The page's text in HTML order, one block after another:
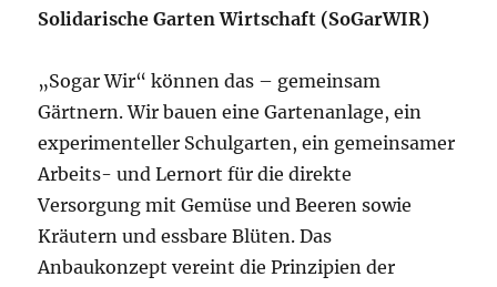
Solidarische Garten Wirtschaft (SoGarWIR)
„Sogar Wir“ können das – gemeinsam
Gärtnern. Wir bauen eine Gartenanlage, ein
experimenteller Schulgarten, ein gemeinsamer
Arbeits- und Lernort für die direkte
Versorgung mit Gemüse und Beeren sowie
Kräutern und essbare Blüten. Das
Anbaukonzept vereint die Prinzipien der